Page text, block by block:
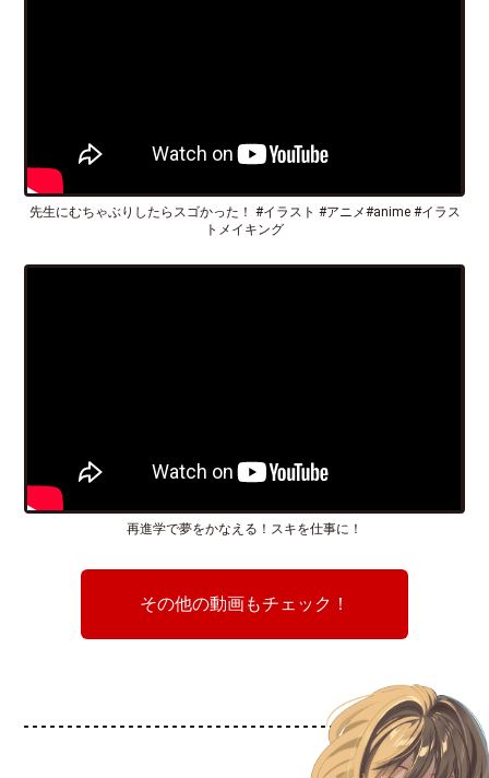
先生にむちゃぶりしたらスゴかった！ #イラスト #アニメ#anime #イラス
トメイキング
再進学で夢をかなえる！スキを仕事に！
その他の動画もチェック！